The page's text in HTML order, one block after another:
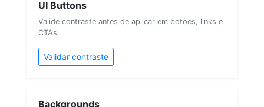
UI Buttons
Valide contraste antes de aplicar em botões, links e
CTAs.
Validar contraste
Backgrounds